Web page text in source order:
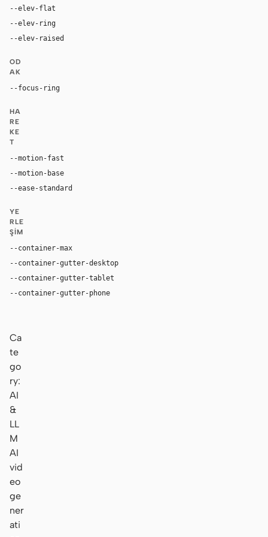
--elev-flat
--elev-ring
--elev-raised
OD
AK
--focus-ring
HA
RE
KE
T
--motion-fast
--motion-base
--ease-standard
YE
RLE
ŞIM
--container-max
--container-gutter-desktop
--container-gutter-tablet
--container-gutter-phone
Ca
te
go
ry:
AI
&
LL
M
AI
vid
eo
ge
ner
ati